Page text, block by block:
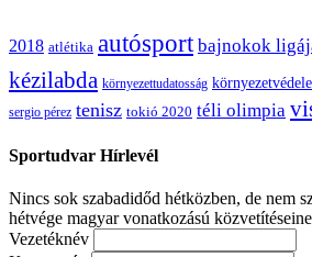
2018 atlétika autósport bajnokok
kézilabda környezettudatosság
sergio pérez tenisz tokió 2020 téli olimpia
Sportudvar Hírlevél
Nincs sok szabadidőd hétközben, de nem
hétvége magyar vonatkozású
Vezetéknév